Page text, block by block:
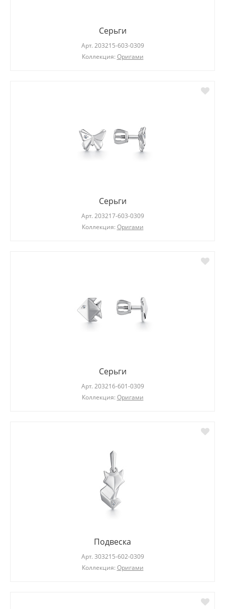
Серьги
Арт. 203215-603-0309
Коллекция: Оригами
Серьги
Арт. 203217-603-0309
Коллекция: Оригами
Серьги
Арт. 203216-601-0309
Коллекция: Оригами
Подвеска
Арт. 303215-602-0309
Коллекция: Оригами